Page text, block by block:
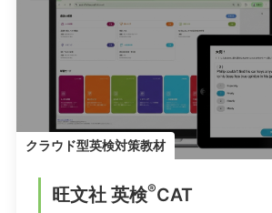
クラウド型英検対策教材
旺文社 英検®CAT